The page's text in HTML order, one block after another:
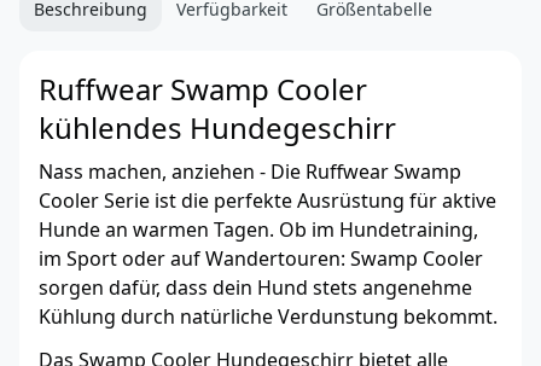
Beschreibung Verfügbarkeit Größentabelle
Ruffwear Swamp Cooler
kühlendes Hundegeschirr
Nass machen, anziehen - Die Ruffwear Swamp
Cooler Serie ist die perfekte Ausrüstung für aktive
Hunde an warmen Tagen. Ob im Hundetraining,
im Sport oder auf Wandertouren: Swamp Cooler
sorgen dafür, dass dein Hund stets angenehme
Kühlung durch natürliche Verdunstung bekommt.
Das Swamp Cooler Hundegeschirr bietet alle